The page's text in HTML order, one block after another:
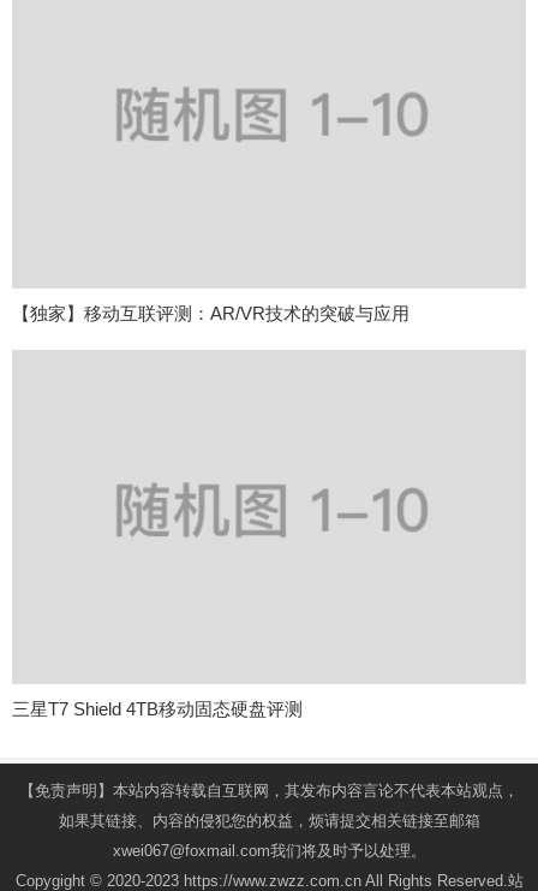
【独家】移动互联评测：AR/VR技术的突破与应用
三星T7 Shield 4TB移动固态硬盘评测
【免责声明】本站内容转载自互联网，其发布内容言论不代表本站观点，
如果其链接、内容的侵犯您的权益，烦请提交相关链接至邮箱
xwei067@foxmail.com我们将及时予以处理。
Copygight © 2020-2023 https://www.zwzz.com.cn All Rights Reserved.站